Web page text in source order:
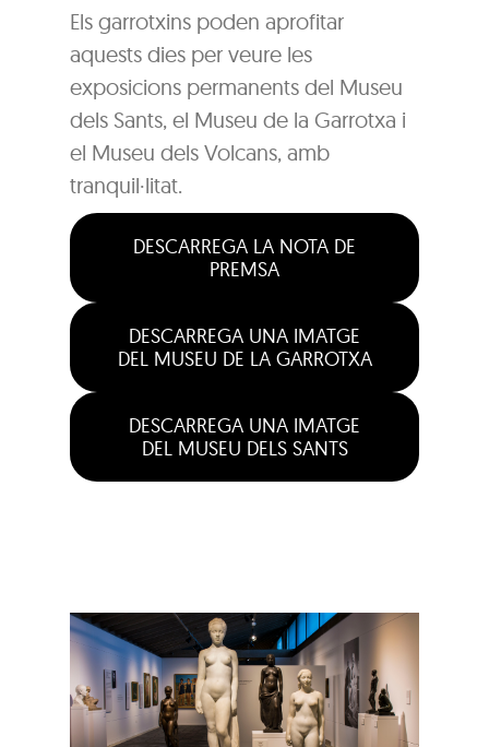
Els garrotxins poden aprofitar
aquests dies per veure les
exposicions permanents del Museu
dels Sants, el Museu de la Garrotxa i
el Museu dels Volcans, amb
tranquil·litat.
DESCARREGA LA NOTA DE
PREMSA
DESCARREGA UNA IMATGE
DEL MUSEU DE LA GARROTXA
DESCARREGA UNA IMATGE
DEL MUSEU DELS SANTS